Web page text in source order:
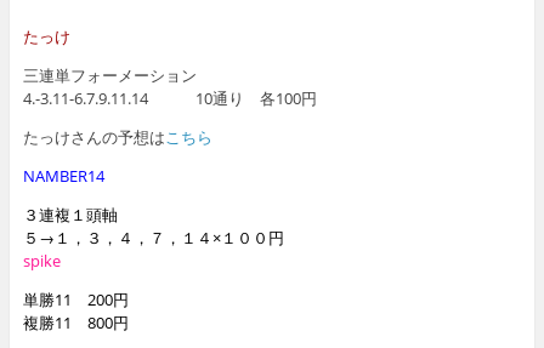
たっけ
三連単フォーメーション
4.-3.11-6.7.9.11.14 10通り 各100円
たっけさんの予想はこちら
NAMBER14
３連複１頭軸
５→１，３，４，７，１４×１００円
spike
単勝11 200円
複勝11 800円